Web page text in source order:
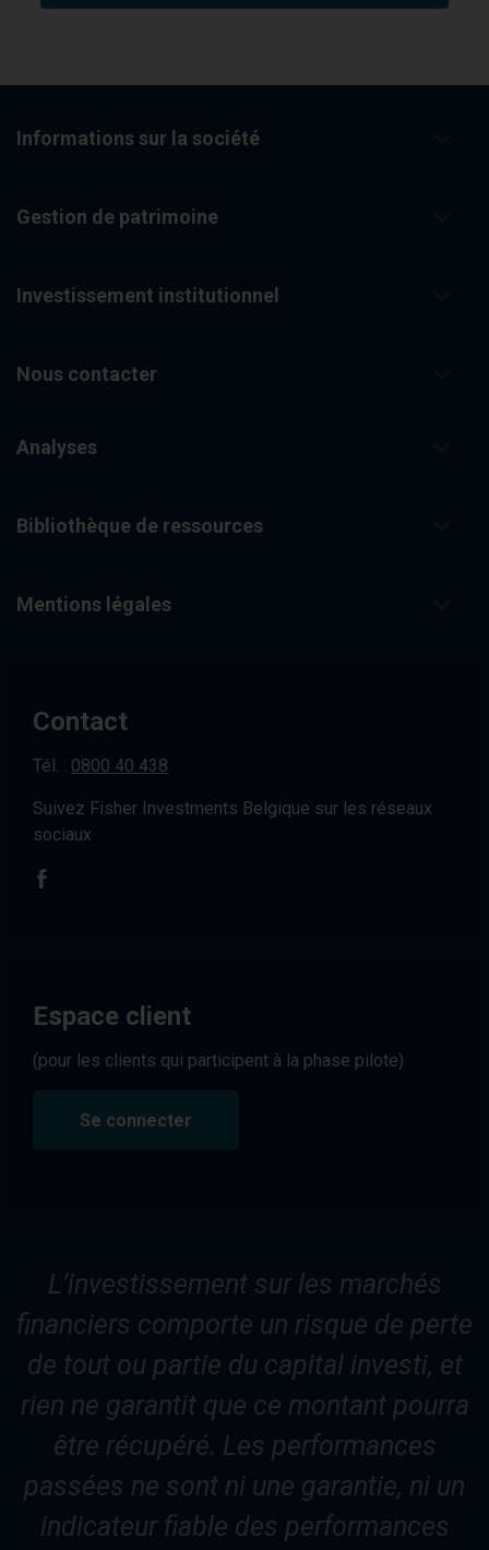
Informations sur la société
Gestion de patrimoine
Investissement institutionnel
Nous contacter
Analyses
Bibliothèque de ressources
Mentions légales
Contact
Tél. : 0800 40 438
Suivez Fisher Investments Belgique sur les réseaux
sociaux
Espace client
(pour les clients qui participent à la phase pilote)
Se connecter
L’investissement sur les marchés
financiers comporte un risque de perte
de tout ou partie du capital investi, et
rien ne garantit que ce montant pourra
être récupéré. Les performances
passées ne sont ni une garantie, ni un
indicateur fiable des performances